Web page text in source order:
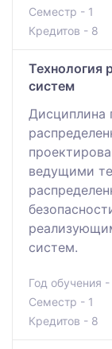
Семестр - 1
Кредитов - 8
Технология
систем
Дисциплина
ведущими
систем.
Год обучения -
Семестр - 1
Кредитов - 8